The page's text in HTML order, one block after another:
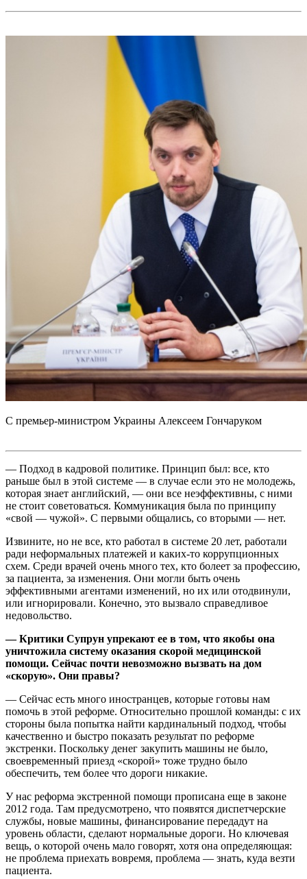
С премьер-министром Украины Алексеем Гончаруком
— Подход в кадровой политике. Принцип был: все, кто
раньше был в этой системе — в случае если это не молодежь,
которая знает английский, — они все неэффективны, с ними
не стоит советоваться. Коммуникация была по принципу
«свой — чужой». С первыми общались, со вторыми — нет.
Извините, но не все, кто работал в системе 20 лет, работали
ради неформальных платежей и каких-то коррупционных
схем. Среди врачей очень много тех, кто болеет за профессию,
за пациента, за изменения. Они могли быть очень
эффективными агентами изменений, но их или отодвинули,
или игнорировали. Конечно, это вызвало справедливое
недовольство.
— Критики Супрун упрекают ее в том, что якобы она
уничтожила систему оказания скорой медицинской
помощи. Сейчас почти невозможно вызвать на дом
«скорую». Они правы?
— Сейчас есть много иностранцев, которые готовы нам
помочь в этой реформе. Относительно прошлой команды: с их
стороны была попытка найти кардинальный подход, чтобы
качественно и быстро показать результат по реформе
экстренки. Поскольку денег закупить машины не было,
своевременный приезд «скорой» тоже трудно было
обеспечить, тем более что дороги никакие.
У нас реформа экстренной помощи прописана еще в законе
2012 года. Там предусмотрено, что появятся диспетчерские
службы, новые машины, финансирование передадут на
уровень области, сделают нормальные дороги. Но ключевая
вещь, о которой очень мало говорят, хотя она определяющая:
не проблема приехать вовремя, проблема — знать, куда везти
пациента.